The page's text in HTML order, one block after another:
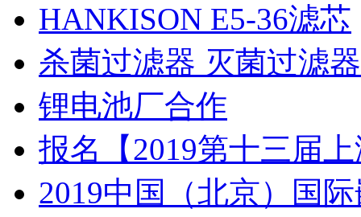
HANKISON E5-36滤芯
杀菌过滤器 灭菌过滤
锂电池厂合作
报名【2019第十三届
2019中国（北京）国